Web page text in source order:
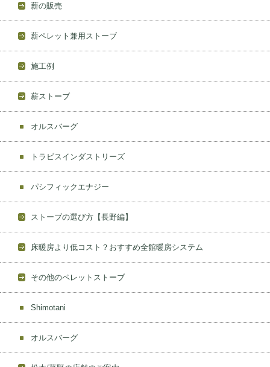
薪の販売
薪ペレット兼用ストーブ
施工例
薪ストーブ
オルスバーグ
トラビスインダストリーズ
パシフィックエナジー
ストーブの選び方【長野編】
床暖房より低コスト？おすすめ全館暖房システム
その他のペレットストーブ
Shimotani
オルスバーグ